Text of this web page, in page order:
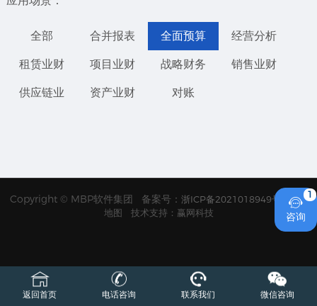
全部 合并报表 全面预算 经营分析
租赁业财 项目业财 战略财务 销售业财
供应链业 资产业财 对账
Copyright © MBP软件集团 备案号： 浙ICP备2021018949号
网站
地图
技术支持：赢网科技
1

咨询
返回首页 电话咨询 联系我们 微信咨询